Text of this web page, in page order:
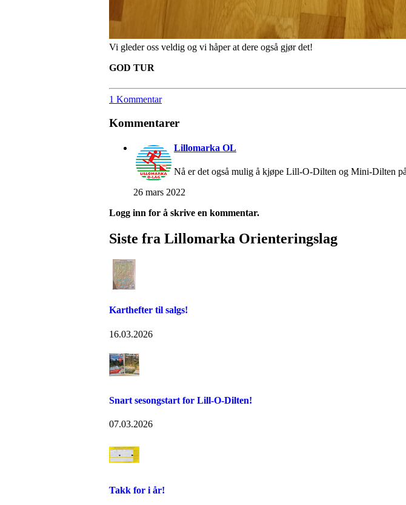
Vi gleder oss veldig og vi håper at dere også gjør det!
GOD TUR
1 Kommentar
Kommentarer
Lillomarka OL
Nå er det også mulig å kjøpe Lill-O-Dilten og Mini-Dilten
26 mars 2022
Logg inn for å skrive en kommentar.
Siste fra Lillomarka Orienteringslag
Karthefter til salgs!
16.03.2026
Snart sesongstart for Lill-O-Dilten!
07.03.2026
Takk for i år!